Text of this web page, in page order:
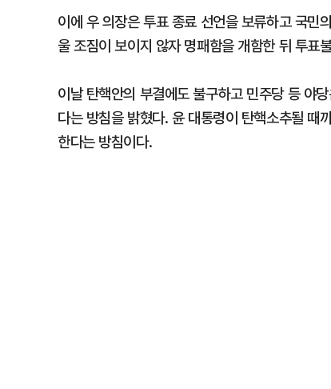
이에 우 의장은 투표 종료 선언을 보류하고 국
울 조짐이 보이지 않자 명패함을 개함한 뒤 투표
이날 탄핵안의 부결에도 불구하고 민주당 등 야
다는 방침을 밝혔다. 윤 대통령이 탄핵소추될 때
한다는 방침이다.